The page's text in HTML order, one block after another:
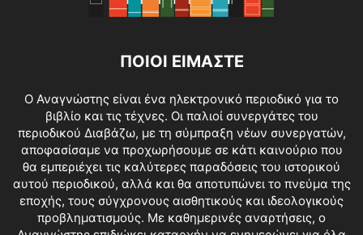
ΠΟΙΟΙ ΕΙΜΑΣΤΕ
O Αναγνώστης είναι ένα ηλεκτρονικό περιοδικό για το
βιβλίο και τις τέχνες. Οι παλιοί συνεργάτες του
περιοδικού Διαβάζω, με τη σύμπραξη νέων συνεργατών,
αποφασίσαμε να προχωρήσουμε σε κάτι καινούριο που
θα εμπεριέχει τις καλύτερες παραδόσεις του ιστορικού
αυτού περιοδικού, αλλά και θα αποτυπώνει το πνεύμα της
εποχής, τους σύγχρονους αισθητικούς και ιδεολογικούς
προβληματισμούς. Με καθημερινές αναρτήσεις, ο